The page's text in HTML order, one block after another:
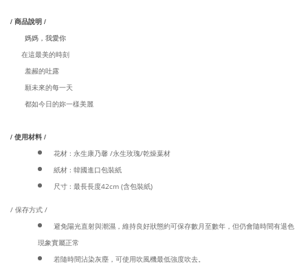
/ 商品說明 /
媽媽，我愛你
在這最美的時刻
羞赧的吐露
願未來的每一天
都如今日的妳一樣美麗
/ 使用材料 /
花材 : 永生康乃馨 /永生玫瑰/乾燥葉材
紙材 : 韓國進口包裝紙
尺寸 : 最長長度42cm (含包裝紙)
/ 保存方式 /
避免陽光直射與潮濕，維持良好狀態約可保存數月至數年，但仍會隨時間有退色
現象實屬正常
若隨時間沾染灰塵，可使用吹風機最低強度吹去。